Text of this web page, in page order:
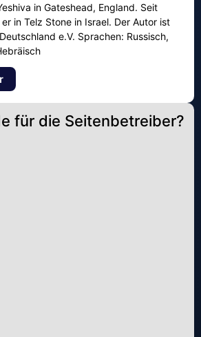
in Gateshead, England. Seit
in Telz Stone in Israel. Der Autor ist
e.V. Sprachen: Russisch,
für die Seitenbetreiber?